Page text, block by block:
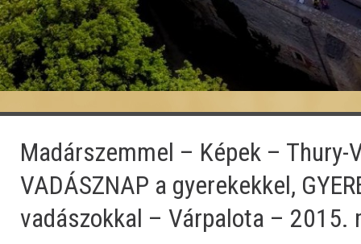
Madárszemmel – Képek – Thury-
VADÁSZNAP a gyerekekkel,
vadászokkal – Várpalota – 2015.